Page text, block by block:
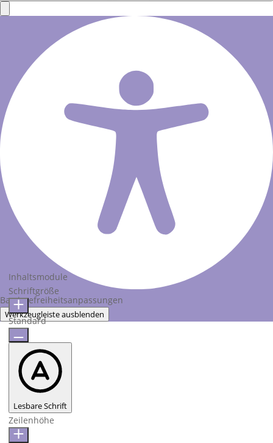
Barrierefreiheitsanpassungen
Werkzeugleiste ausblenden
Inhaltsmodule
Schriftgröße
Standard
Lesbare Schrift
Zeilenhöhe